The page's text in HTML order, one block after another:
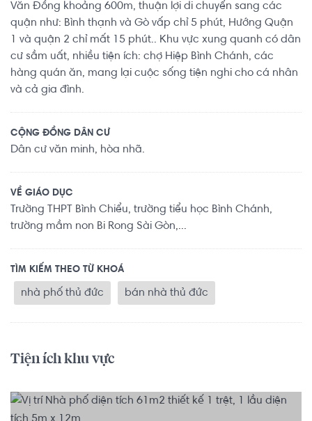
Văn Đồng khoảng 600m, thuận lợi di chuyển sang các
quận như: Bình thạnh và Gò vấp chỉ 5 phút, Hướng Quận
1 và quận 2 chỉ mất 15 phút.. Khu vực xung quanh có dân
cư sầm uất, nhiều tiện ích: chợ Hiệp Bình Chánh, các
hàng quán ăn, mang lại cuộc sống tiện nghi cho cá nhân
và cả gia đình.
CỘNG ĐỒNG DÂN CƯ
Dân cư văn minh, hòa nhã.
VỀ GIÁO DỤC
Trường THPT Bình Chiểu, trường tiểu học Bình Chánh,
trường mầm non Bi Rong Sài Gòn,...
TÌM KIẾM THEO TỪ KHOÁ
nhà phố thủ đức bán nhà thủ đức
Tiện ích khu vực